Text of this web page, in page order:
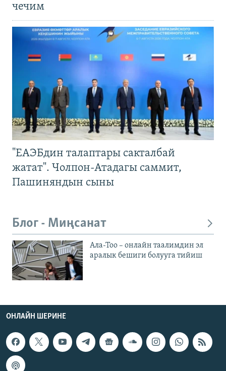
чечим
"ЕАЭБдин талаптары сакталбай
жатат". Чолпон-Атадагы саммит,
Пашиняндын сыны
Блог - Миңсанат
Ала-Тоо – онлайн таалимдин эл
аралык бешиги болууга тийиш
ОНЛАЙН ШЕРИНЕ